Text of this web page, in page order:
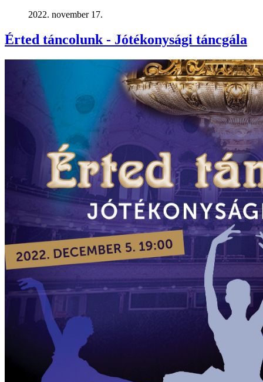
2022. november 17.
Érted táncolunk - Jótékonysági táncgála